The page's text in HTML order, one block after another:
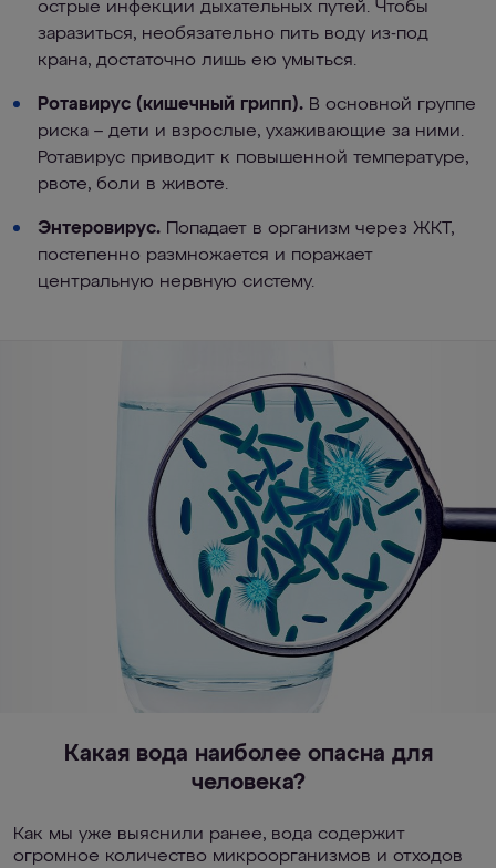
острые инфекции дыхательных путей. Чтобы
заразиться, необязательно пить воду из-под
крана, достаточно лишь ею умыться.
Ротавирус (кишечный грипп). В основной группе
риска – дети и взрослые, ухаживающие за ними.
Ротавирус приводит к повышенной температуре,
рвоте, боли в животе.
Энтеровирус. Попадает в организм через ЖКТ,
постепенно размножается и поражает
центральную нервную систему.
Какая вода наиболее опасна для
человека?
Как мы уже выяснили ранее, вода содержит
огромное количество микроорганизмов и отходов